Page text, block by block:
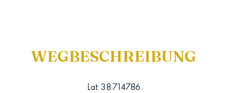
WEGBESCHREIBUNG
Lat: 38.714786